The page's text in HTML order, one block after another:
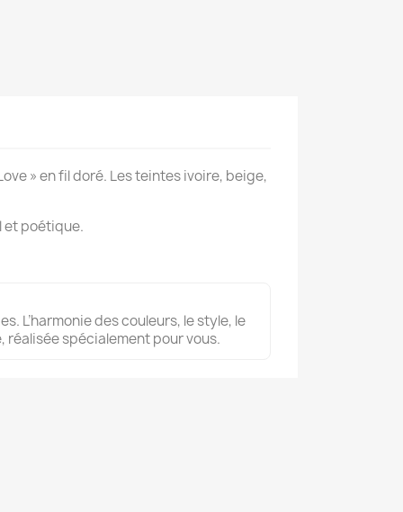
» en fil doré. Les teintes ivoire, beige,
et poétique.
L’harmonie des couleurs, le style, le
spécialement pour vous.